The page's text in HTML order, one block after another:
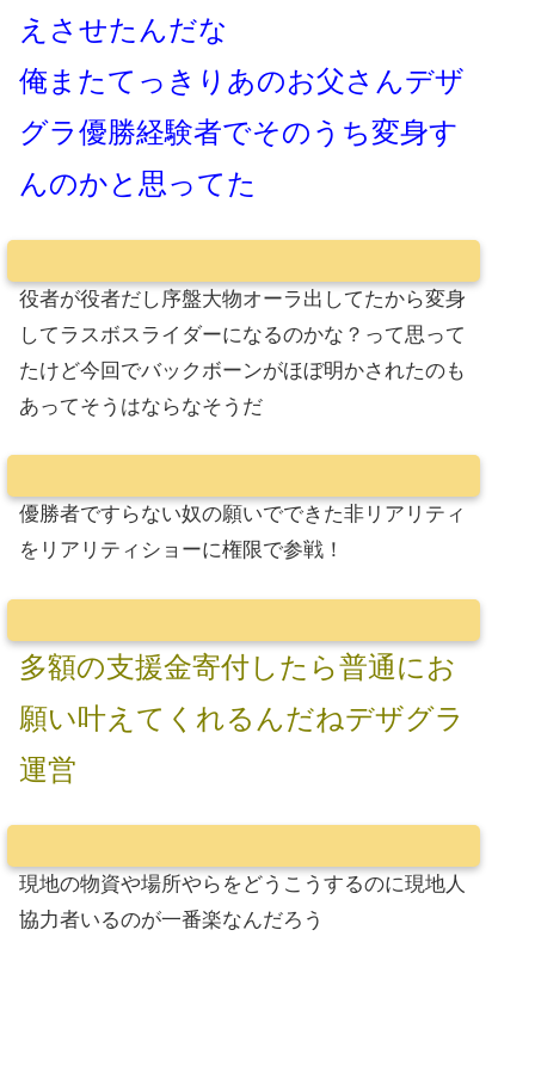
えさせたんだな
俺またてっきりあのお父さんデザ
グラ優勝経験者でそのうち変身す
んのかと思ってた
役者が役者だし序盤大物オーラ出してたから変身
してラスボスライダーになるのかな？って思って
たけど今回でバックボーンがほぼ明かされたのも
あってそうはならなそうだ
優勝者ですらない奴の願いでできた非リアリティ
をリアリティショーに権限で参戦！
多額の支援金寄付したら普通にお
願い叶えてくれるんだねデザグラ
運営
現地の物資や場所やらをどうこうするのに現地人
協力者いるのが一番楽なんだろう